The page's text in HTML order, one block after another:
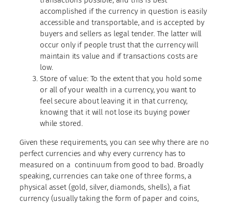
accomplished if the currency in question is easily
accessible and transportable, and is accepted by
buyers and sellers as legal tender. The latter will
occur only if people trust that the currency will
maintain its value and if transactions costs are
low.
Store of value: To the extent that you hold some
or all of your wealth in a currency, you want to
feel secure about leaving it in that currency,
knowing that it will not lose its buying power
while stored.
Given these requirements, you can see why there are no
perfect currencies and why every currency has to
measured on a continuum from good to bad. Broadly
speaking, currencies can take one of three forms, a
physical asset (gold, silver, diamonds, shells), a fiat
currency (usually taking the form of paper and coins,